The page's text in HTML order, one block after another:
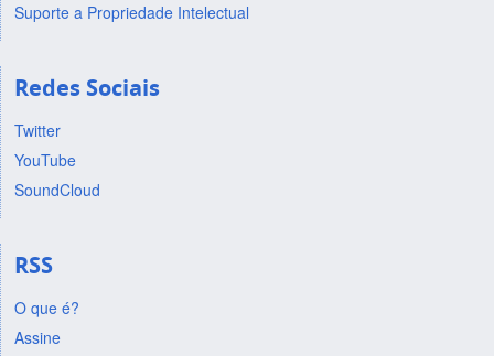
Suporte a Propriedade Intelectual
Redes Sociais
Twitter
YouTube
SoundCloud
RSS
O que é?
Assine